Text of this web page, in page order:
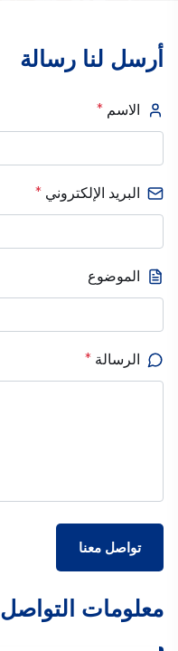
أرسل لنا رسالة
الاسم *
البريد الإلكتروني *
الموضوع
الرسالة *
تواصل معنا
معلومات التواصل